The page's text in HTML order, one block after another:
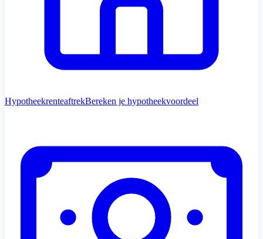
HypotheekrenteaftrekBereken je hypotheekvoordeel